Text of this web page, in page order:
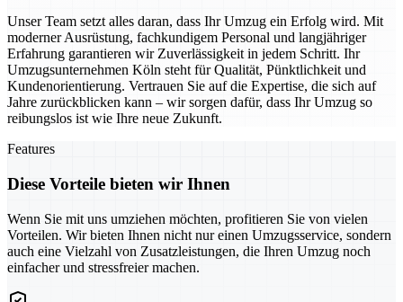
Unser Team setzt alles daran, dass Ihr Umzug ein Erfolg wird. Mit
moderner Ausrüstung, fachkundigem Personal und langjähriger
Erfahrung garantieren wir Zuverlässigkeit in jedem Schritt. Ihr
Umzugsunternehmen Köln steht für Qualität, Pünktlichkeit und
Kundenorientierung. Vertrauen Sie auf die Expertise, die sich auf
Jahre zurückblicken kann – wir sorgen dafür, dass Ihr Umzug so
reibungslos ist wie Ihre neue Zukunft.
Features
Diese Vorteile bieten wir Ihnen
Wenn Sie mit uns umziehen möchten, profitieren Sie von vielen
Vorteilen. Wir bieten Ihnen nicht nur einen Umzugsservice, sondern
auch eine Vielzahl von Zusatzleistungen, die Ihren Umzug noch
einfacher und stressfreier machen.